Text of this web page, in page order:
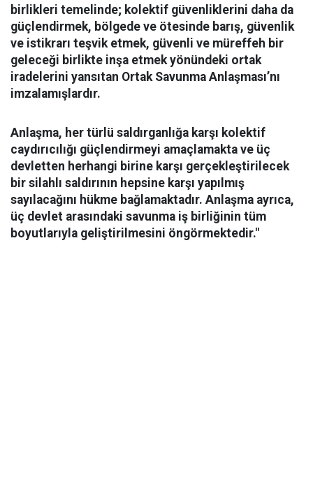
birlikleri temelinde; kolektif güvenliklerini daha da
güçlendirmek, bölgede ve ötesinde barış, güvenlik
ve istikrarı teşvik etmek, güvenli ve müreffeh bir
geleceği birlikte inşa etmek yönündeki ortak
iradelerini yansıtan Ortak Savunma Anlaşması’nı
imzalamışlardır.
Anlaşma, her türlü saldırganlığa karşı kolektif
caydırıcılığı güçlendirmeyi amaçlamakta ve üç
devletten herhangi birine karşı gerçekleştirilecek
bir silahlı saldırının hepsine karşı yapılmış
sayılacağını hükme bağlamaktadır. Anlaşma ayrıca,
üç devlet arasındaki savunma iş birliğinin tüm
boyutlarıyla geliştirilmesini öngörmektedir."